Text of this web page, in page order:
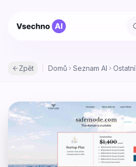
Zpět Domů Seznam AI Ostatní